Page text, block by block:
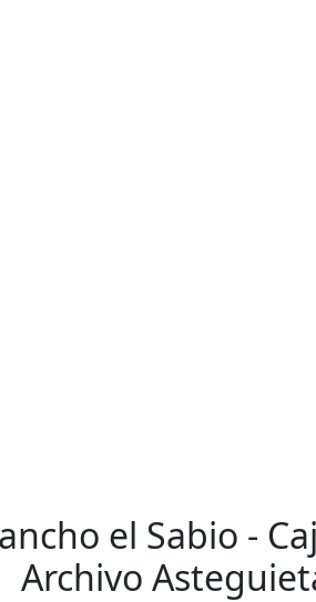
el Sabio -
Archivo